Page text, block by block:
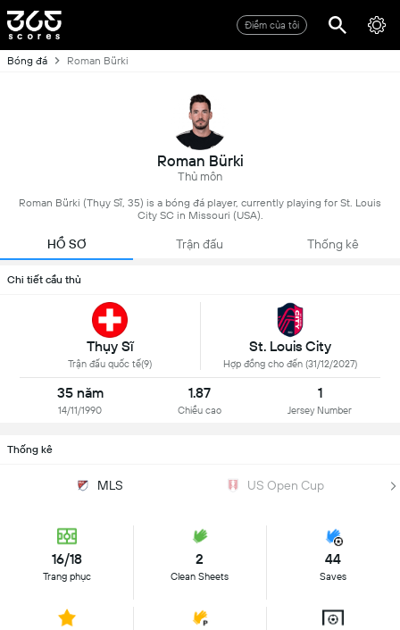
Điểm của tôi
Bóng đá Roman Bürki
Roman Bürki
Thủ môn
Roman Bürki (Thụy Sĩ, 35) is a bóng đá player, currently playing for St. Louis
City SC in Missouri (USA).
HỒ SƠ Trận đấu Thống kê
Chi tiết cầu thủ
Thụy Sĩ
Trận đấu quốc tế(9)
St. Louis City
Hợp đồng cho đến (31/12/2027)
35 năm
14/11/1990
1.87
Chiều cao
1
Jersey Number
Thống kê
MLS US Open Cup
16/18
Trang phục
2
Clean Sheets
44
Saves